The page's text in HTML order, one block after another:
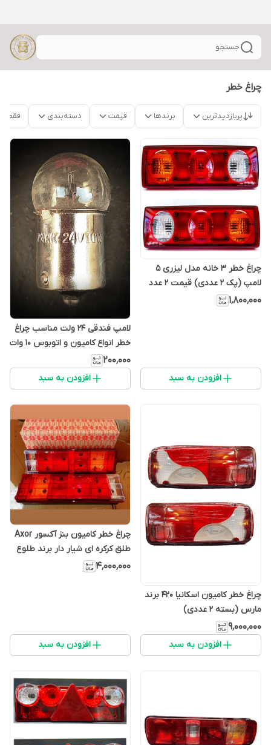
جستجو
چراغ خطر
پربازدیدترین برندها قیمت دسته‌بندی فقط
چراغ خطر 3 خانه مدل لیزری 5
لامپ (پک 2 عددی) قیمت 2 عدد
درج شده است
۱٬۸۰۰٬۰۰۰
افزودن به سبد
لامپ فندقی ۲۴ ولت مناسب چراغ
خطر انواع کامیون و اتوبوس ۱۰ وات
کد BA15S (بسته ۱۰ عددی)
۲۰۰٬۰۰۰
افزودن به سبد
چراغ خطر کامیون اسکانیا 420 برند
مارس (بسته 2 عددی)
۹٬۰۰۰٬۰۰۰
افزودن به سبد
چراغ خطر کامیون بنز آکسور Axor
طلق کرکره ای شیار دار برند طلوع
درجه 1
۴٬۰۰۰٬۰۰۰
افزودن به سبد